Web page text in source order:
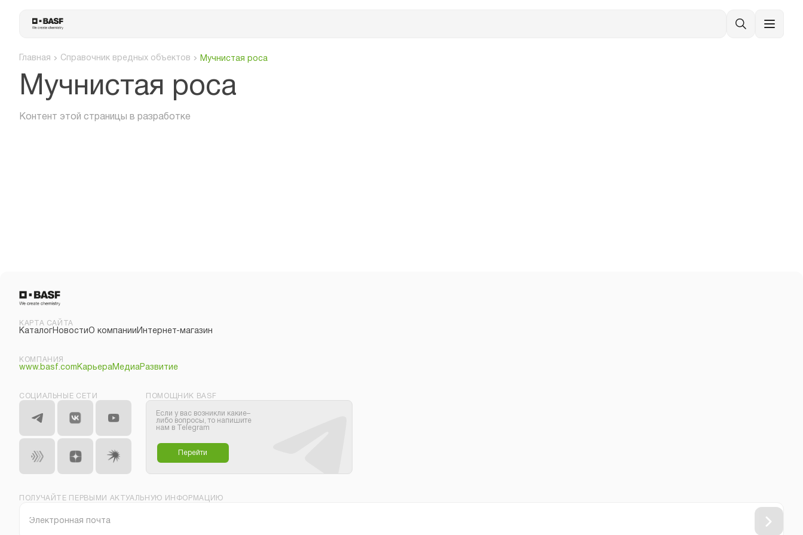
Главная Справочник вредных объектов Мучнистая роса
Мучнистая роса
Контент этой страницы в разработке
КАРТА САЙТА
КаталогНовостиО компании Интернет-магазин
КОМПАНИЯ
www.basf.com КарьераМедиаРазвитие
СОЦИАЛЬНЫЕ СЕТИ ПОМОЩНИК BASF
Если у вас возникли какие–
либо вопросы, то напишите
нам в Telegram
Перейти
ПОЛУЧАЙТЕ ПЕРВЫМИ АКТУАЛЬНУЮ ИНФОРМАЦИЮ